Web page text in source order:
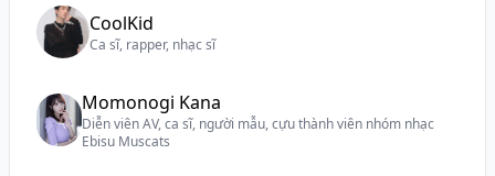
CoolKid
Ca sĩ, rapper, nhạc sĩ
Momonogi Kana
Diễn viên AV, ca sĩ, người mẫu, cựu thành viên nhóm nhạc
Ebisu Muscats